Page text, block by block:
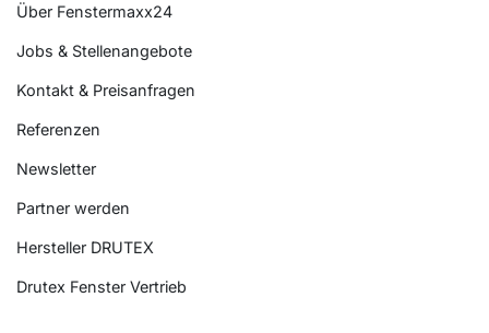
Über Fenstermaxx24
Jobs & Stellenangebote
Kontakt & Preisanfragen
Referenzen
Newsletter
Partner werden
Hersteller DRUTEX
Drutex Fenster Vertrieb